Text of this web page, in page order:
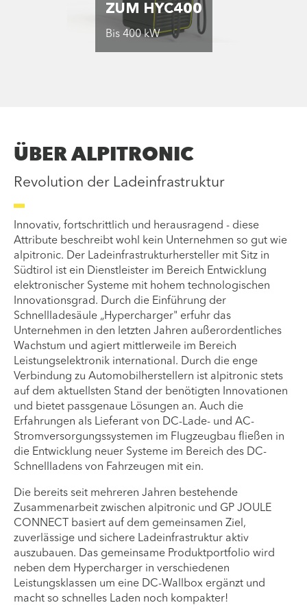
ZUM HYC400
Bis 400 kW
ÜBER ALPITRONIC
Revolution der Ladeinfrastruktur
Innovativ, fortschrittlich und herausragend - diese
Attribute beschreibt wohl kein Unternehmen so gut wie
alpitronic. Der Ladeinfrastrukturhersteller mit Sitz in
Südtirol ist ein Dienstleister im Bereich Entwicklung
elektronischer Systeme mit hohem technologischen
Innovationsgrad. Durch die Einführung der
Schnellladesäule „Hypercharger" erfuhr das
Unternehmen in den letzten Jahren außerordentliches
Wachstum und agiert mittlerweile im Bereich
Leistungselektronik international. Durch die enge
Verbindung zu Automobilherstellern ist alpitronic stets
auf dem aktuellsten Stand der benötigten Innovationen
und bietet passgenaue Lösungen an. Auch die
Erfahrungen als Lieferant von DC-Lade- und AC-
Stromversorgungssystemen im Flugzeugbau fließen in
die Entwicklung neuer Systeme im Bereich des DC-
Schnellladens von Fahrzeugen mit ein.
Die bereits seit mehreren Jahren bestehende
Zusammenarbeit zwischen alpitronic und GP JOULE
CONNECT basiert auf dem gemeinsamen Ziel,
zuverlässige und sichere Ladeinfrastruktur aktiv
auszubauen. Das gemeinsame Produktportfolio wird
neben dem Hypercharger in verschiedenen
Leistungsklassen um eine DC-Wallbox ergänzt und
macht so schnelles Laden noch kompakter!